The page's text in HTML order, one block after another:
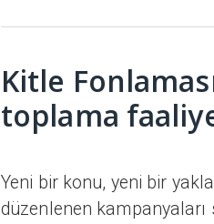
Kitle
toplama
Yeni bir konu, yeni bir
düzenlenen